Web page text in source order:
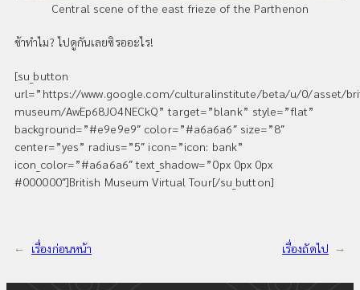
Central scene of the east frieze of the Parthenon
ช้าทำไม? ไปดูกันเลยซิรออะไร!
[su_button
url=”https://www.google.com/culturalinstitute/beta/u/0/asset/
museum/AwEp68JO4NECkQ” target=”blank” style=”flat”
background=”#e9e9e9″ color=”#a6a6a6″ size=”8″
center=”yes” radius=”5″ icon=”icon: bank”
icon_color=”#a6a6a6″ text_shadow=”0px 0px 0px
#000000″]British Museum Virtual Tour[/su_button]
← เรื่องก่อนหน้า เรื่องถัดไป →